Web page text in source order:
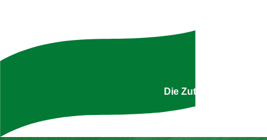
Die Zutatenliste ist